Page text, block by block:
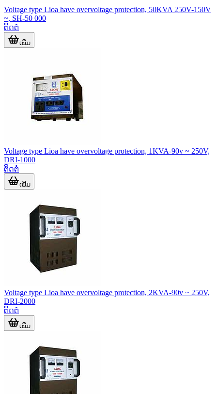
Voltage type Lioa have overvoltage protection, 50KVA 250V-150V
~, SH-50 000
ຕິດຕໍ່
ເພີ່ມ
Voltage type Lioa have overvoltage protection, 1KVA-90v ~ 250V,
DRI-1000
ຕິດຕໍ່
ເພີ່ມ
Voltage type Lioa have overvoltage protection, 2KVA-90v ~ 250V,
DRI-2000
ຕິດຕໍ່
ເພີ່ມ